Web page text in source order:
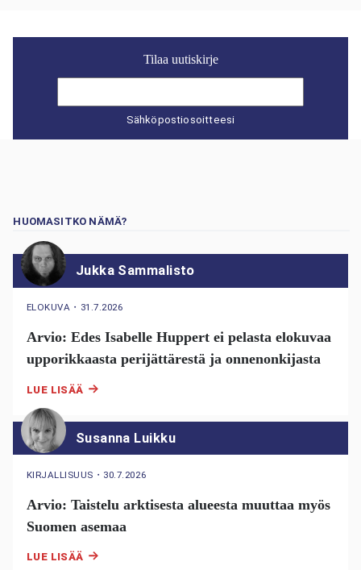
Tilaa uutiskirje
Sähköpostiosoitteesi
HUOMASITKO NÄMÄ?
Jukka Sammalisto
ELOKUVA ・ 31.7.2026
Arvio: Edes Isabelle Huppert ei pelasta elokuvaa
upporikkaasta perijättärestä ja onnenonkijasta
LUE LISÄÄ
Susanna Luikku
KIRJALLISUUS ・ 30.7.2026
Arvio: Taistelu arktisesta alueesta muuttaa myös
Suomen asemaa
LUE LISÄÄ